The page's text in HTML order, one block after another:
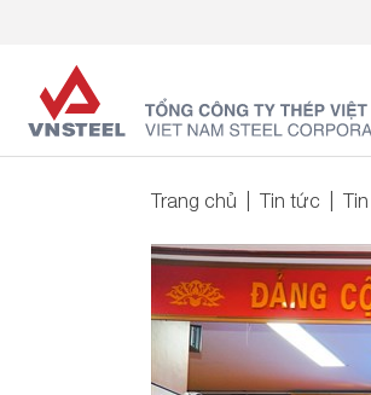
Trang chủ Tin tức